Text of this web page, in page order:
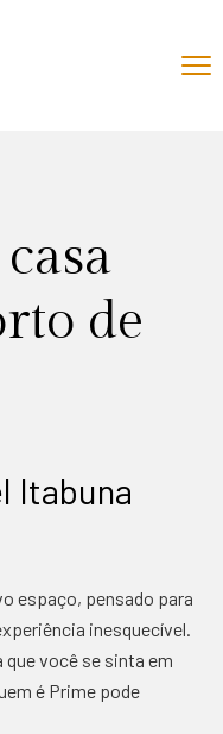
de
Itabuna
espaço, pensado para
inesquecível.
que você se sinta em
é Prime pode